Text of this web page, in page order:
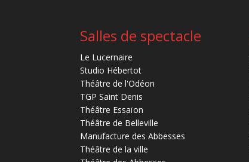
Salles de spectacle
Le Lucernaire
Studio Hébertot
Théâtre de l'Odéon
TGP Saint Denis
Théâtre Essaïon
Théâtre de Belleville
Manufacture des Abbesses
Théâtre de la ville